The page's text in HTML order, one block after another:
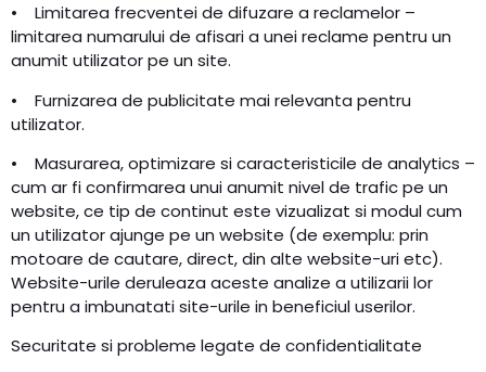
• Limitarea frecventei de difuzare a reclamelor –
limitarea numarului de afisari a unei reclame pentru un
anumit utilizator pe un site.
• Furnizarea de publicitate mai relevanta pentru
utilizator.
• Masurarea, optimizare si caracteristicile de analytics –
cum ar fi confirmarea unui anumit nivel de trafic pe un
website, ce tip de continut este vizualizat si modul cum
un utilizator ajunge pe un website (de exemplu: prin
motoare de cautare, direct, din alte website-uri etc).
Website-urile deruleaza aceste analize a utilizarii lor
pentru a imbunatati site-urile in beneficiul userilor.
Securitate si probleme legate de confidentialitate